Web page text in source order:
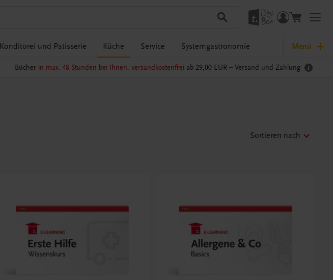
Konditorei und Patisserie Küche Service Systemgastronomie Menü
Bücher in max. 48 Stunden bei Ihnen, versandkostenfrei ab 29,00 EUR – Versand und Zahlung
Sortieren nach